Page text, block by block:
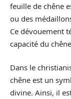
feuille de chêne
ou des
Ce dévouement
capacité du
Dans le
chêne est un
divine. Ainsi, il